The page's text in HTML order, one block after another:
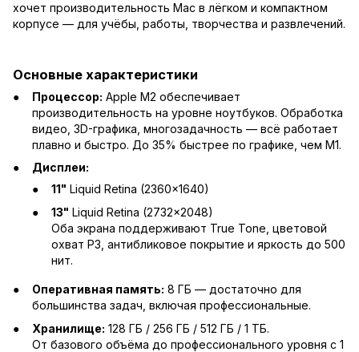
хочет производительность Mac в лёгком и компактном
корпусе — для учёбы, работы, творчества и развлечений.
Основные характеристики
Процессор: Apple M2 обеспечивает
производительность на уровне ноутбуков. Обработка
видео, 3D-графика, многозадачность — всё работает
плавно и быстро. До 35% быстрее по графике, чем M1.
Дисплеи:
11" Liquid Retina (2360×1640)
13" Liquid Retina (2732×2048)
Оба экрана поддерживают True Tone, цветовой
охват P3, антибликовое покрытие и яркость до 500
нит.
Оперативная память: 8 ГБ — достаточно для
большинства задач, включая профессиональные.
Хранилище: 128 ГБ / 256 ГБ / 512 ГБ / 1 ТБ.
От базового объёма до профессионального уровня с 1